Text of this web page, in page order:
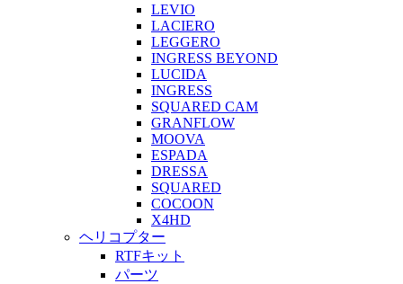
LEVIO
LACIERO
LEGGERO
INGRESS BEYOND
LUCIDA
INGRESS
SQUARED CAM
GRANFLOW
MOOVA
ESPADA
DRESSA
SQUARED
COCOON
X4HD
ヘリコプター
RTFキット
パーツ